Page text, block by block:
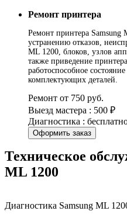
Ремонт принтера
Ремонт принтера
устранению отказов,
ML 1200, блоков, узлов
также приведение
работоспособное
комплектующих деталей.
Ремонт от 750 руб.
Выезд мастера : 500 ₽
Диагностика :
Оформить заказ
Техническое
ML 1200
Диагностика Samsung ML